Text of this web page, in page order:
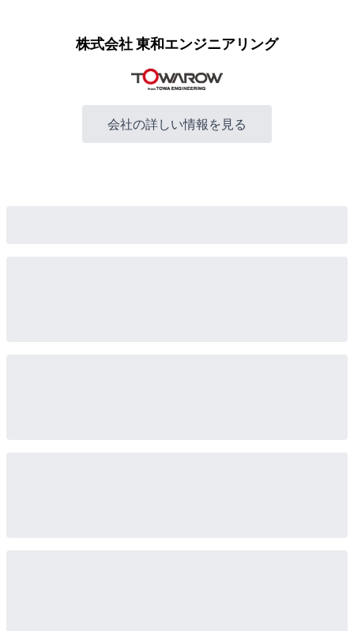
株式会社 東和エンジニアリング
会社の詳しい情報を見る